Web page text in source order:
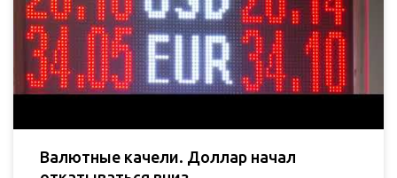
Валютные качели. Доллар начал